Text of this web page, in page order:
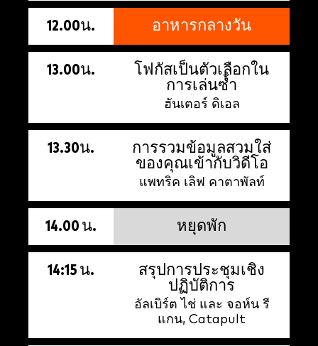
12.00น. อาหารกลางวัน
13.00น.
โฟกัสเป็นตัวเลือกใน
การเล่นซ้ำ
ฮันเตอร์ ดิเอล
13.30น.
การรวมข้อมูลสวมใส่
ของคุณเข้ากับวิดีโอ
แพทริค เลิฟ คาตาพัลท์
14.00 น. หยุดพัก
14:15 น.
สรุปการประชุมเชิง
ปฏิบัติการ
อัลเบิร์ต ไช่ และ จอห์น รี
แกน, Catapult